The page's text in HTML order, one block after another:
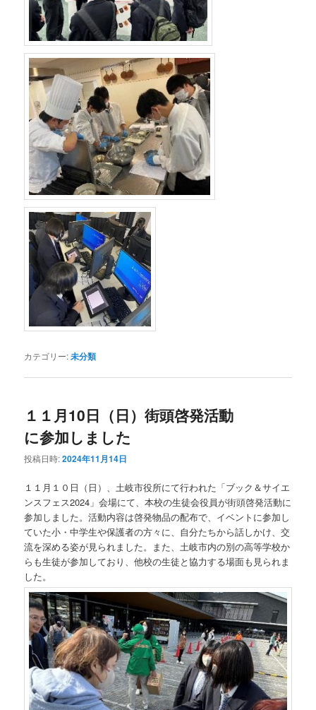
カテゴリー:未分類
１１月10日（日）街頭啓発活動
に参加しました
投稿日時:2024年11月14日
１１月１０日（日）、土岐市役所にて行われた「ブック＆サイエ
ンスフェス2024」会場にて、本校の生徒会役員が街頭啓発活動に
参加しました。活動内容は啓発物品の配布で、イベントに参加し
ていた小・中学生や保護者の方々に、自分たちから話しかけ、交
流を深める姿が見られました。また、土岐市内の別の高等学校か
らも生徒が参加しており、他校の生徒と協力する場面も見られま
した。